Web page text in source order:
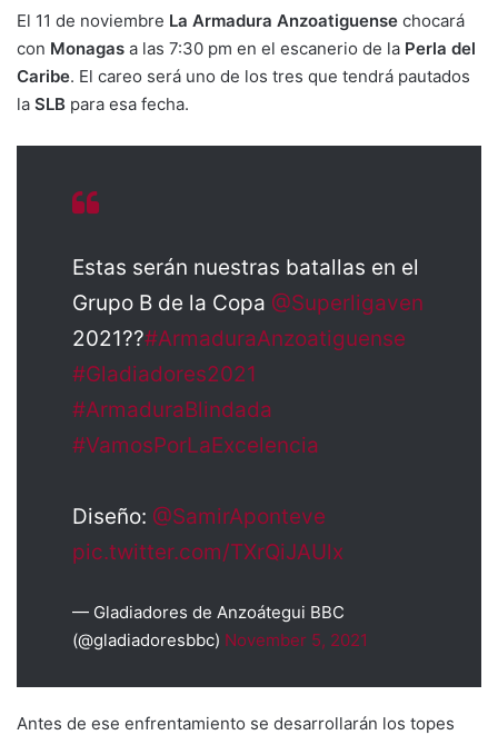
El 11 de noviembre La Armadura Anzoatiguense chocará
con Monagas a las 7:30 pm en el escanerio de la Perla del
Caribe. El careo será uno de los tres que tendrá pautados
la SLB para esa fecha.
Estas serán nuestras batallas en el
Grupo B de la Copa @Superligaven
2021?️?#ArmaduraAnzoatiguense
#Gladiadores2021
#ArmaduraBlindada
#VamosPorLaExcelencia
Diseño: @SamirAponteve
pic.twitter.com/TXrQiJAUlx
— Gladiadores de Anzoátegui BBC
(@gladiadoresbbc) November 5, 2021
Antes de ese enfrentamiento se desarrollarán los topes